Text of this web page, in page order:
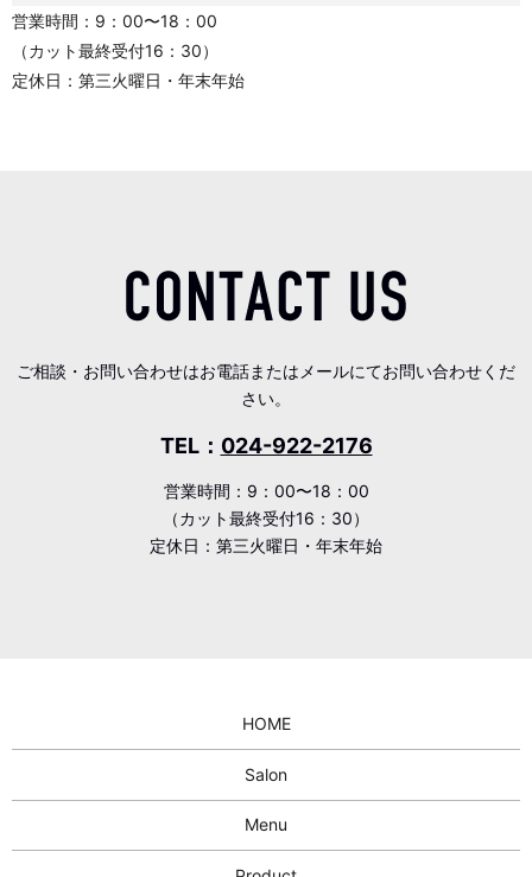
営業時間：9：00〜18：00
（カット最終受付16：30）
定休日：第三火曜日・年末年始
ご相談・お問い合わせはお電話またはメールにてお問い合わせくだ
さい。
TEL： 024-922-2176
営業時間：9：00〜18：00
（カット最終受付16：30）
定休日：第三火曜日・年末年始
HOME
Salon
Menu